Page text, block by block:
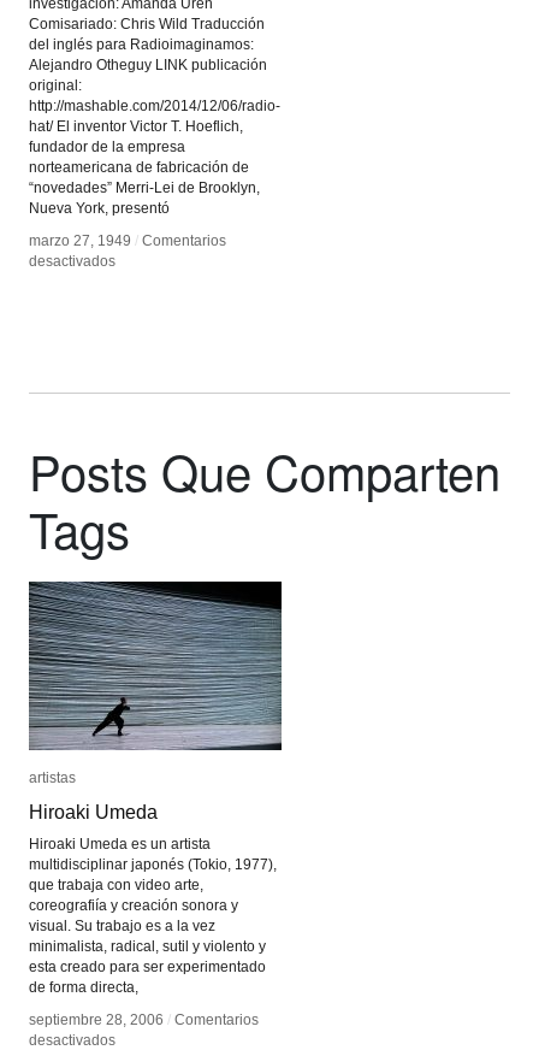
investigación: Amanda Uren
Comisariado: Chris Wild Traducción
del inglés para Radioimaginamos:
Alejandro Otheguy LINK publicación
original:
http://mashable.com/2014/12/06/radio-
hat/ El inventor Victor T. Hoeflich,
fundador de la empresa
norteamericana de fabricación de
“novedades” Merri-Lei de Brooklyn,
Nueva York, presentó
marzo 27, 1949 / Comentarios
desactivadosen
marzo 27, 1949 / Comentarios
desactivadosen
Posts Que Comparten
Tags
artistas
Hiroaki Umeda
Hiroaki Umeda es un artista
multidisciplinar japonés (Tokio, 1977),
que trabaja con video arte,
coreografiía y creación sonora y
visual. Su trabajo es a la vez
minimalista, radical, sutil y violento y
esta creado para ser experimentado
de forma directa,
septiembre 28, 2006 / Comentarios
desactivadosen
artistas
Hiroaki Umeda
septiembre 28, 2006 / Comentarios
desactivadosen